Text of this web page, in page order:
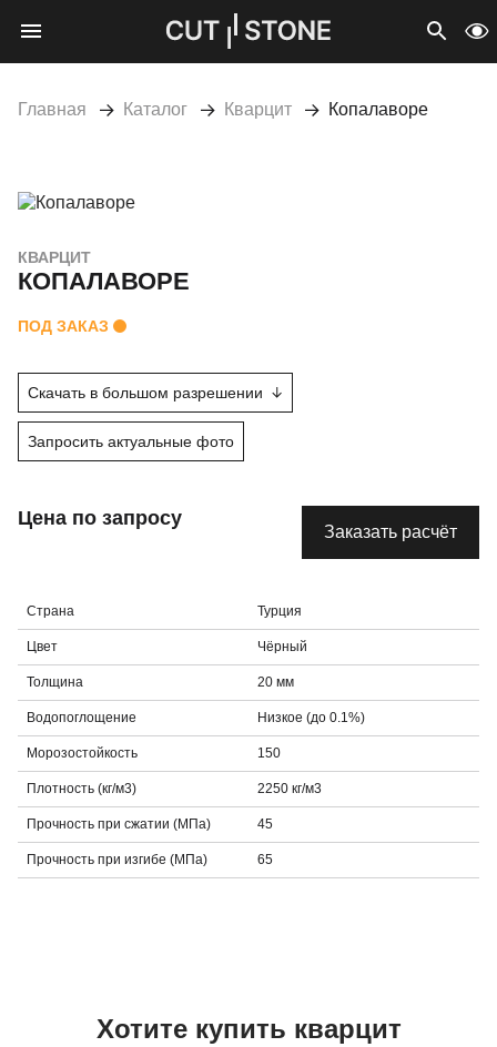
Мобильное меню
CUTSTONE Открыть
Главная Каталог Кварцит Копалаворе
КВАРЦИТ
КОПАЛАВОРЕ
ПОД ЗАКАЗ
Скачать в большом разрешении
Запросить актуальные фото
Цена по запросу
Заказать расчёт
Страна Турция
Цвет Чёрный
Толщина 20 мм
Водопоглощение Низкое (до 0.1%)
Морозостойкость 150
Плотность (кг/м3) 2250 кг/м3
Прочность при сжатии (МПа) 45
Прочность при изгибе (МПа) 65
Хотите купить кварцит